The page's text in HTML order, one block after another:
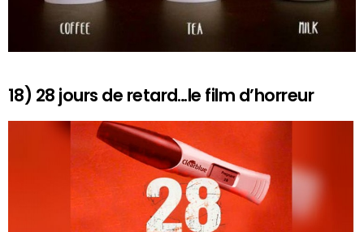
18) 28 jours de retard…le film d’horreur